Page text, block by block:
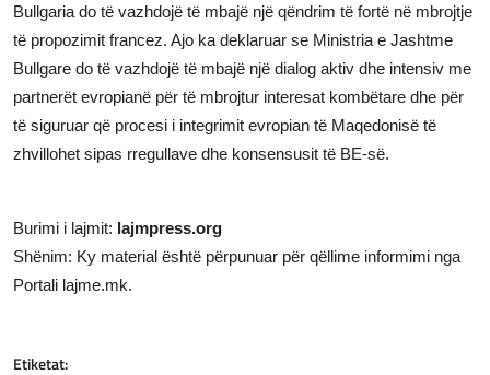
Bullgaria do të vazhdojë të mbajë një qëndrim të fortë në mbrojtje
të propozimit francez. Ajo ka deklaruar se Ministria e Jashtme
Bullgare do të vazhdojë të mbajë një dialog aktiv dhe intensiv me
partnerët evropianë për të mbrojtur interesat kombëtare dhe për
të siguruar që procesi i integrimit evropian të Maqedonisë të
zhvillohet sipas rregullave dhe konsensusit të BE-së.
Burimi i lajmit: lajmpress.org
Shënim: Ky material është përpunuar për qëllime informimi nga
Portali lajme.mk.
Etiketat: